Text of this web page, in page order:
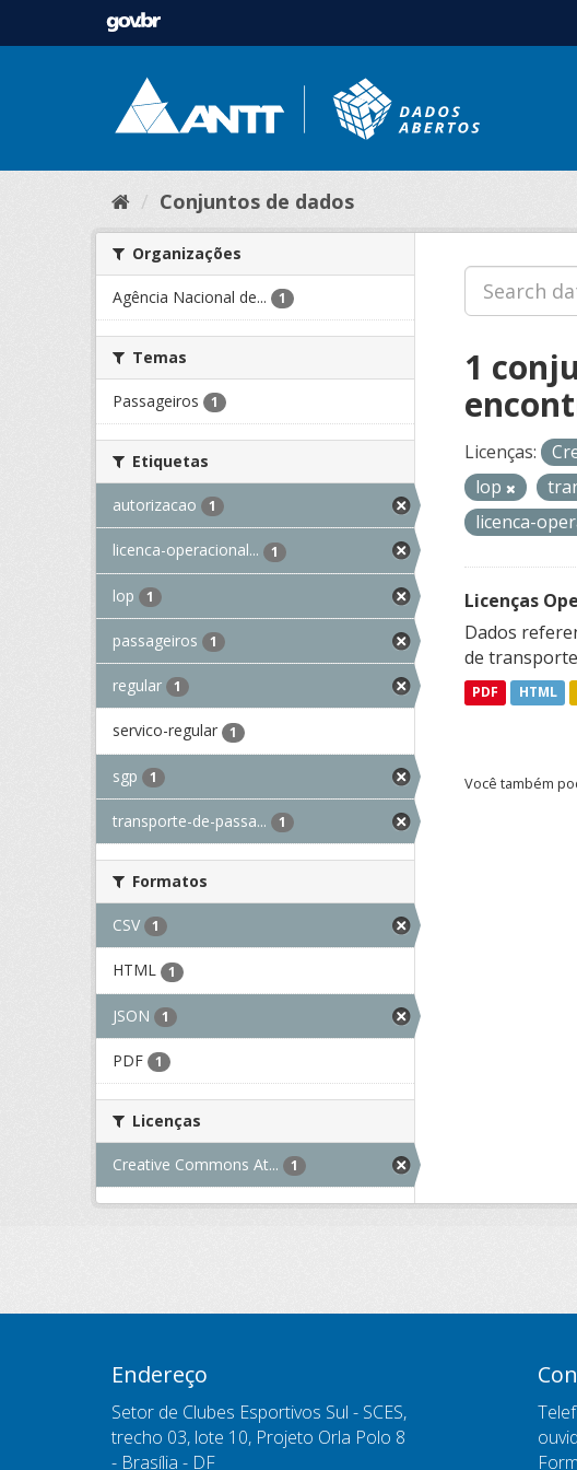
Conjuntos de dados
Organizações
Agência Nacional de... 1
Temas
Passageiros 1
Etiquetas
autorizacao 1
licenca-operacional... 1
lop 1
passageiros 1
regular 1
servico-regular 1
sgp 1
transporte-de-passa... 1
Formatos
CSV 1
HTML 1
JSON 1
PDF 1
Licenças
Creative Commons At... 1
1
Licenças:
lop
licenca-
Licenças
Dados
de
PDF HTML
Você também
Endereço
Setor de Clubes Esportivos Sul - SCES,
trecho 03, lote 10, Projeto Orla Polo 8
- Brasília - DF